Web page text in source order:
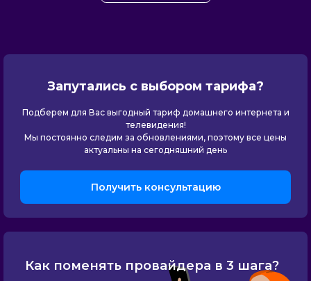
Запутались с выбором тарифа?
Подберем для Вас выгодный тариф домашнего интернета и
телевидения!
Мы постоянно следим за обновлениями, поэтому все цены
актуальны на сегодняшний день
Получить консультацию
Как поменять провайдера в 3 шага?